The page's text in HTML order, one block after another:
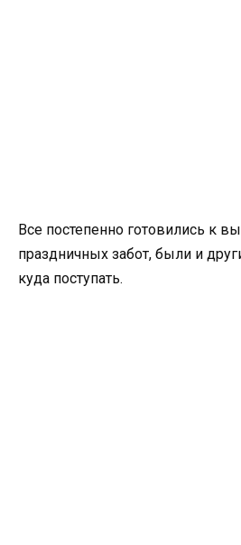
Все постепенно готовились к
праздничных забот, были и
куда поступать.